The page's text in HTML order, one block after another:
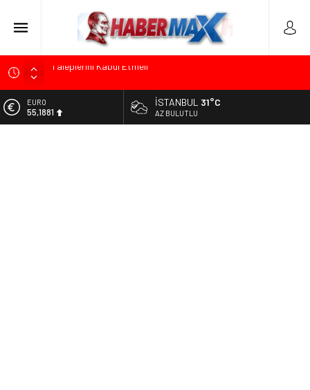
TOKDEF Başkanı Fevzi Can Büşürüm’de Sert Konuştu: “Bu
Çevrecik Büşürüm Yayla Şenliği’nde Siyaset ve Memleket
ALTIN
6.660,55
İSTANBUL 31°C
AZ BULUTLU